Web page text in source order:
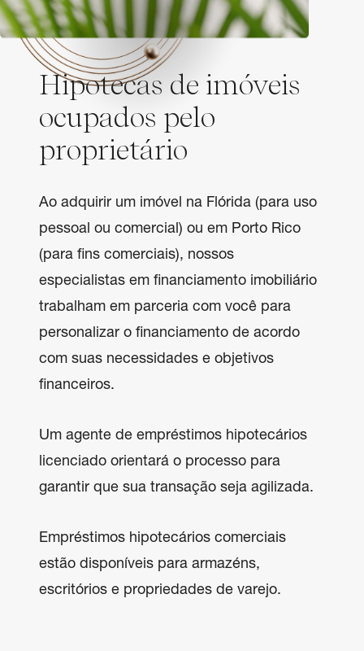
Hipotecas de imóveis
ocupados pelo
proprietário
Ao adquirir um imóvel na Flórida (para uso
pessoal ou comercial) ou em Porto Rico
(para fins comerciais), nossos
especialistas em financiamento imobiliário
trabalham em parceria com você para
personalizar o financiamento de acordo
com suas necessidades e objetivos
financeiros.
Um agente de empréstimos hipotecários
licenciado orientará o processo para
garantir que sua transação seja agilizada.
Empréstimos hipotecários comerciais
estão disponíveis para armazéns,
escritórios e propriedades de varejo.